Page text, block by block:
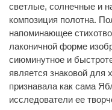
светлые, солнечные и
композиция полотна.
напоминающее
лаконичной форме
сиюминутное и
является знаковой для
признавала как сама
исследователи ее